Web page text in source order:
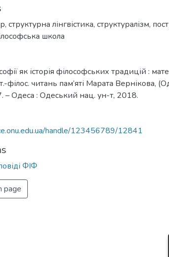
, структурна лінгвістика, структуралізм,
школа
як історія філософських традицій :
філос. читань пам’яті Марата Вернікова,
– Одеса : Одеський нац. ун-т, 2018.
handle/123456789/12841
ФІФ
page